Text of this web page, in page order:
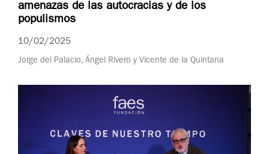
amenazas de las autocracias y de los
populismos
10/02/2025
Jorge del Palacio, Ángel Rivero y Vicente de la Quintana